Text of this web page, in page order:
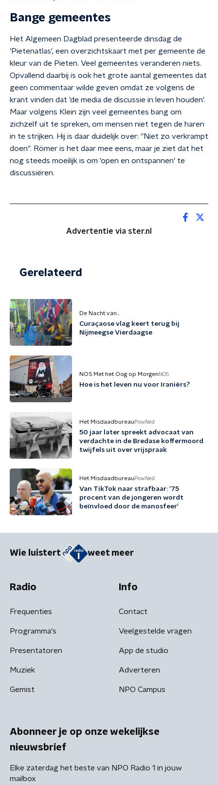
Bange gemeentes
Het Algemeen Dagblad presenteerde dinsdag de
'Pietenatlas', een overzichtskaart met per gemeente de
kleur van de Pieten. Veel gemeentes veranderen niets.
Opvallend daarbij is ook het grote aantal gemeentes dat
geen commentaar wilde geven omdat ze volgens de
krant vinden dat 'de media de discussie in leven houden'.
Maar volgens Klein zijn veel gemeentes bang om
zichzelf uit te spreken, om mensen niet tegen de haren
in te strijken. Hij is daar duidelijk over: ''Niet zo verkrampt
doen''. Römer is het daar mee eens, maar je ziet dat het
nog steeds moeilijk is om 'open en ontspannen' te
discussiëren.
Advertentie via ster.nl
Gerelateerd
De Nacht van...
Curaçaose vlag keert terug bij
Nijmeegse Vierdaagse
NOS Met het Oog op Morgen NOS
Hoe is het leven nu voor Iraniërs?
Het Misdaadbureau PowNed
50 jaar later spreekt advocaat van
verdachte in de Bredase koffermoord
twijfels uit over vrijspraak
Het Misdaadbureau PowNed
Van TikTok naar strafbaar: '75
procent van de jongeren wordt
beïnvloed door de manosfeer'
Wie luistert weet meer
Radio
Frequenties
Programma's
Presentatoren
Muziek
Gemist
Info
Contact
Veelgestelde vragen
App de studio
Adverteren
NPO Campus
Abonneer je op onze wekelijkse
nieuwsbrief
Elke zaterdag het beste van NPO Radio 1 in jouw
mailbox